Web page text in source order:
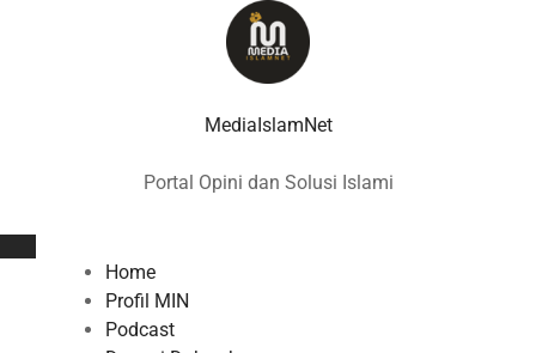
MediaIslamNet
Portal Opini dan Solusi Islami
Home
Profil MIN
Podcast